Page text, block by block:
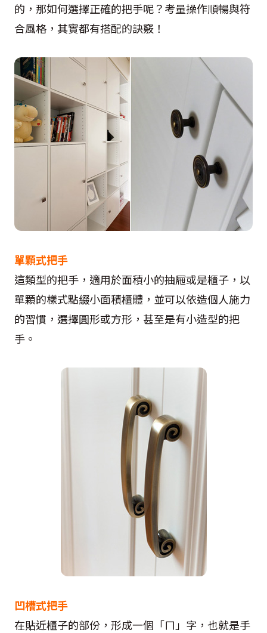
的，那如何選擇正確的把手呢？考量操作順暢與符
合風格，其實都有搭配的訣竅！
單顆式把手
這類型的把手，適用於面積小的抽屜或是櫃子，以
單顆的樣式點綴小面積櫃體，並可以依造個人施力
的習慣，選擇圓形或方形，甚至是有小造型的把
手。
凹槽式把手
在貼近櫃子的部份，形成一個「ㄇ」字，也就是手